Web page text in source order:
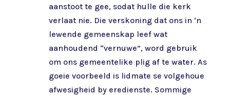
aanstoot te gee, sodat hulle die kerk
verlaat nie. Die verskoning dat ons in ‘n
lewende gemeenskap leef wat
aanhoudend “vernuwe”, word gebruik
om ons gemeentelike plig af te water. As
goeie voorbeeld is lidmate se volgehoue
afwesigheid by eredienste. Sommige